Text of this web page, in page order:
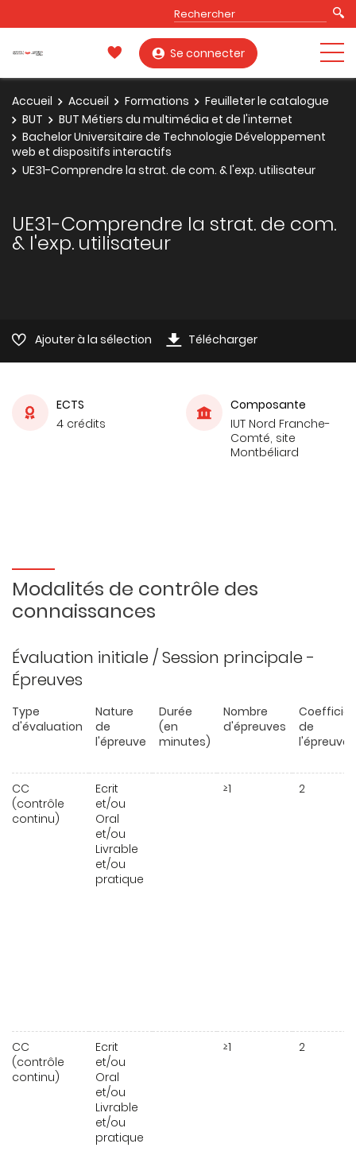
Se connecter
Accueil Accueil Formations
Feuilleter le catalogue
BUT
BUT Métiers du multimédia et de l'internet
Bachelor Universitaire de Technologie Développement
web et dispositifs interactifs
UE31-Comprendre la strat. de com. & l'exp. utilisateur
UE31-Comprendre la strat. de com.
& l'exp. utilisateur
Ajouter à la sélection Télécharger
ECTS
4 crédits
Composante
IUT Nord Franche-
Comté, site
Montbéliard
Modalités de contrôle des
connaissances
Évaluation initiale / Session principale -
Épreuves
Type
d'évaluation
Nature
de
l'épreuve
Durée
(en
minutes)
Nombre
d'épreuves
de
l'épreuve
CC
(contrôle
continu)
Ecrit
et/ou
Oral
et/ou
Livrable
et/ou
pratique
≥1 2
CC
(contrôle
continu)
Ecrit
et/ou
Oral
et/ou
Livrable
et/ou
pratique
≥1 2